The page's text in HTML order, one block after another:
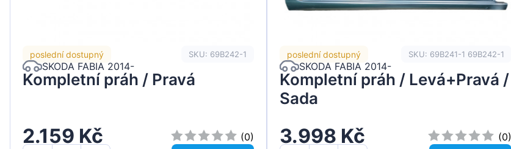
poslední dostupný SKU: 69B242-1
SKODA FABIA 2014-
Kompletní práh / Pravá
2.159 Kč
(0)
poslední dostupný SKU: 69B241-1 69B242-1
SKODA FABIA 2014-
Kompletní práh / Levá+Pravá /
Sada
3.998 Kč
(0)